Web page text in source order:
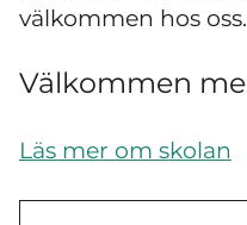
välkommen hos oss.
Välkommen
Läs mer om skolan